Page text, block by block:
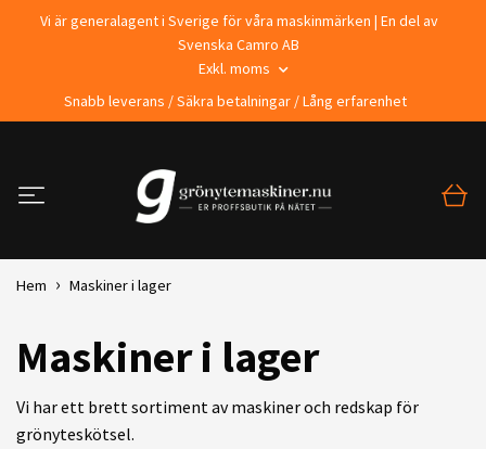
Vi är generalagent i Sverige för våra maskinmärken | En del av
Svenska Camro AB
Exkl. moms
Snabb leverans / Säkra betalningar / Lång erfarenhet
Hem Maskiner i lager
Maskiner i lager
Vi har ett brett sortiment av maskiner och redskap för
grönyteskötsel.